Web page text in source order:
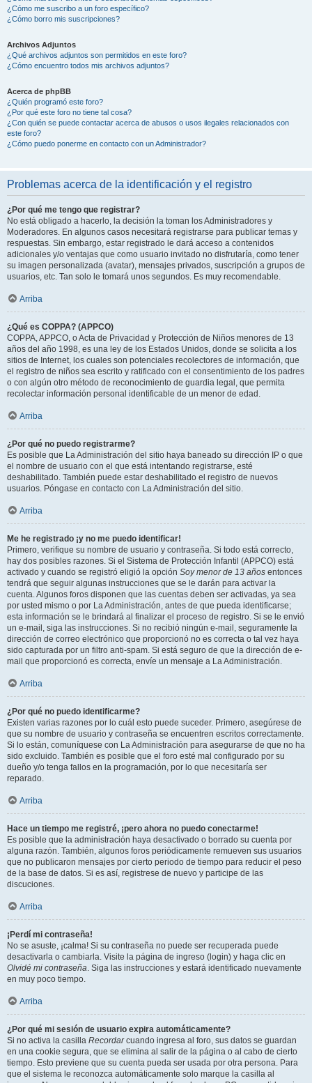
¿Cómo me suscribo a un foro específico?
¿Cómo borro mis suscripciones?
Archivos Adjuntos
¿Qué archivos adjuntos son permitidos en este foro?
¿Cómo encuentro todos mis archivos adjuntos?
Acerca de phpBB
¿Quién programó este foro?
¿Por qué este foro no tiene tal cosa?
¿Con quién se puede contactar acerca de abusos o usos ilegales relacionados con
este foro?
¿Cómo puedo ponerme en contacto con un Administrador?
Problemas acerca de la identificación y el registro
¿Por qué me tengo que registrar?
No está obligado a hacerlo, la decisión la toman los Administradores y
Moderadores. En algunos casos necesitará registrarse para publicar temas y
respuestas. Sin embargo, estar registrado le dará acceso a contenidos
adicionales y/o ventajas que como usuario invitado no disfrutaría, como tener
su imagen personalizada (avatar), mensajes privados, suscripción a grupos de
usuarios, etc. Tan solo le tomará unos segundos. Es muy recomendable.
Arriba
¿Qué es COPPA? (APPCO)
COPPA, APPCO, o Acta de Privacidad y Protección de Niños menores de 13
años del año 1998, es una ley de los Estados Unidos, donde se solicita a los
sitios de Internet, los cuales son potenciales recolectores de información, que
el registro de niños sea escrito y ratificado con el consentimiento de los padres
o con algún otro método de reconocimiento de guardia legal, que permita
recolectar información personal identificable de un menor de edad.
Arriba
¿Por qué no puedo registrarme?
Es posible que La Administración del sitio haya baneado su dirección IP o que
el nombre de usuario con el que está intentando registrarse, esté
deshabilitado. También puede estar deshabilitado el registro de nuevos
usuarios. Póngase en contacto con La Administración del sitio.
Arriba
Me he registrado ¡y no me puedo identificar!
Primero, verifique su nombre de usuario y contraseña. Si todo está correcto,
hay dos posibles razones. Si el Sistema de Protección Infantil (APPCO) está
activado y cuando se registró eligió la opción Soy menor de 13 años entonces
tendrá que seguir algunas instrucciones que se le darán para activar la
cuenta. Algunos foros disponen que las cuentas deben ser activadas, ya sea
por usted mismo o por La Administración, antes de que pueda identificarse;
esta información se le brindará al finalizar el proceso de registro. Si se le envió
un e-mail, siga las instrucciones. Si no recibió ningún e-mail, seguramente la
dirección de correo electrónico que proporcionó no es correcta o tal vez haya
sido capturada por un filtro anti-spam. Si está seguro de que la dirección de e-
mail que proporcionó es correcta, envíe un mensaje a La Administración.
Arriba
¿Por qué no puedo identificarme?
Existen varias razones por lo cuál esto puede suceder. Primero, asegúrese de
que su nombre de usuario y contraseña se encuentren escritos correctamente.
Si lo están, comuníquese con La Administración para asegurarse de que no ha
sido excluido. También es posible que el foro esté mal configurado por su
dueño y/o tenga fallos en la programación, por lo que necesitaría ser
reparado.
Arriba
Hace un tiempo me registré, ¡pero ahora no puedo conectarme!
Es posible que la administración haya desactivado o borrado su cuenta por
alguna razón. También, algunos foros periódicamente remueven sus usuarios
que no publicaron mensajes por cierto periodo de tiempo para reducir el peso
de la base de datos. Si es así, registrese de nuevo y participe de las
discuciones.
Arriba
¡Perdí mi contraseña!
No se asuste, ¡calma! Si su contraseña no puede ser recuperada puede
desactivarla o cambiarla. Visite la página de ingreso (login) y haga clic en
Olvidé mi contraseña. Siga las instrucciones y estará identificado nuevamente
en muy poco tiempo.
Arriba
¿Por qué mi sesión de usuario expira automáticamente?
Si no activa la casilla Recordarcuando ingresa al foro, sus datos se guardan
en una cookie segura, que se elimina al salir de la página o al cabo de cierto
tiempo. Esto previene que su cuenta pueda ser usada por otra persona. Para
que el sistema le reconozca automáticamente solo marque la casilla al